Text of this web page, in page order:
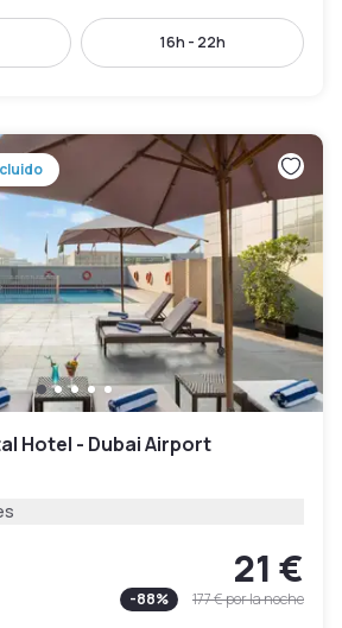
16h - 22h
Hotel - Dubai Airport
21 €
-88% 177 €por la noche